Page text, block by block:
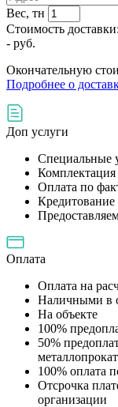
Вес, тн
Стоимость доставки:
- руб.
Окончательную
Подробнее о
Доп услуги
Специальные
Комплектация
Оплата по
Кредитование
Оплата
Оплата на
Наличными в
На объекте
100%
50%
100% оплата
Отсрочка
организации